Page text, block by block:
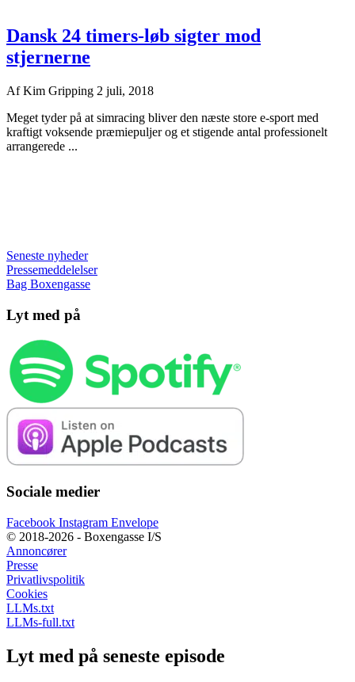
Dansk 24 timers-løb sigter mod
stjernerne
AfKim Gripping 2 juli, 2018
Meget tyder på at simracing bliver den næste store e-sport med
kraftigt voksende præmiepuljer og et stigende antal professionelt
arrangerede ...
Seneste nyheder
Pressemeddelelser
Bag Boxengasse
Lyt med på
Sociale medier
Facebook Instagram Envelope
© 2018-2026 - Boxengasse I/S
Annoncører
Presse
Privatlivspolitik
Cookies
LLMs.txt
LLMs-full.txt
Lyt med på seneste episode